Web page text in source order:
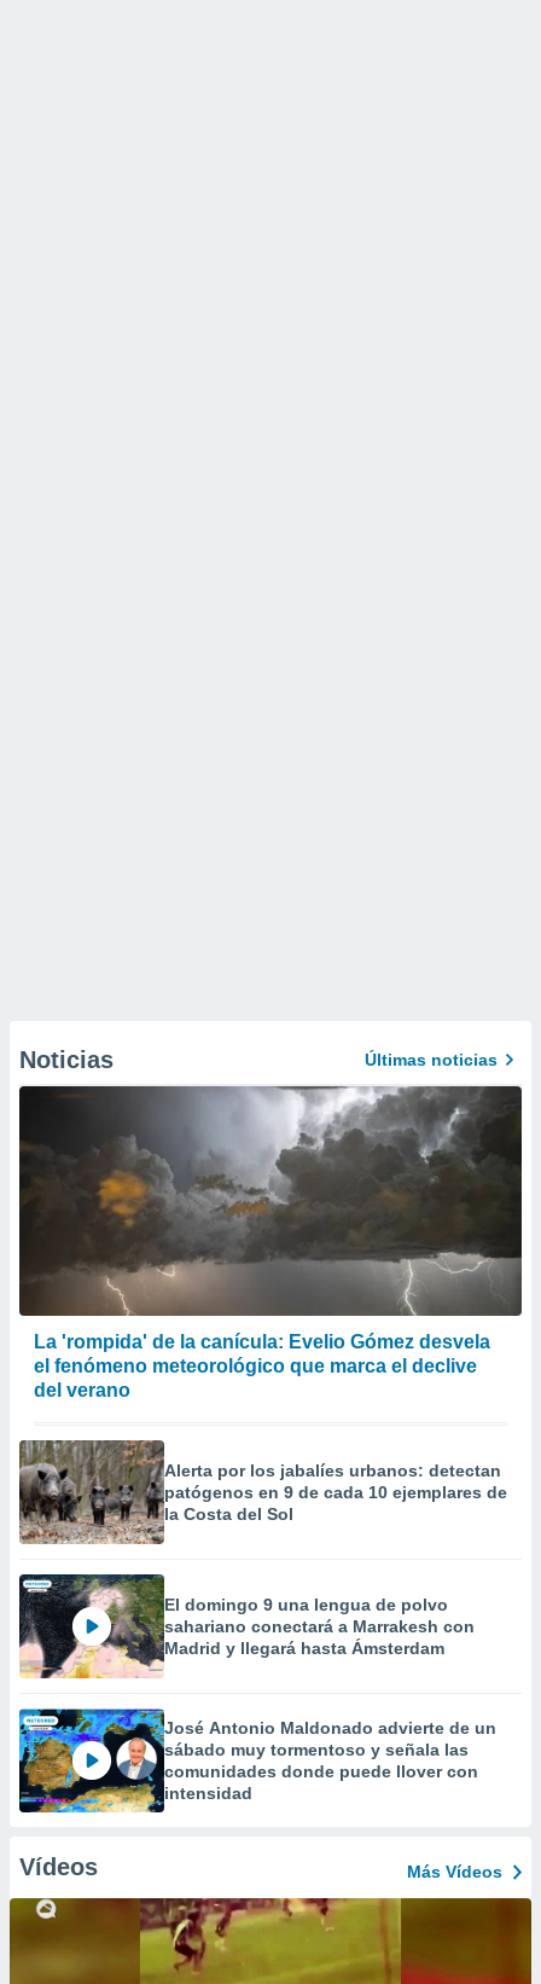
Noticias Últimas noticias
La 'rompida' de la canícula: Evelio Gómez desvela
el fenómeno meteorológico que marca el declive
del verano
Alerta por los jabalíes urbanos: detectan
patógenos en 9 de cada 10 ejemplares de
la Costa del Sol
El domingo 9 una lengua de polvo
sahariano conectará a Marrakesh con
Madrid y llegará hasta Ámsterdam
José Antonio Maldonado advierte de un
sábado muy tormentoso y señala las
comunidades donde puede llover con
intensidad
Vídeos Más Vídeos